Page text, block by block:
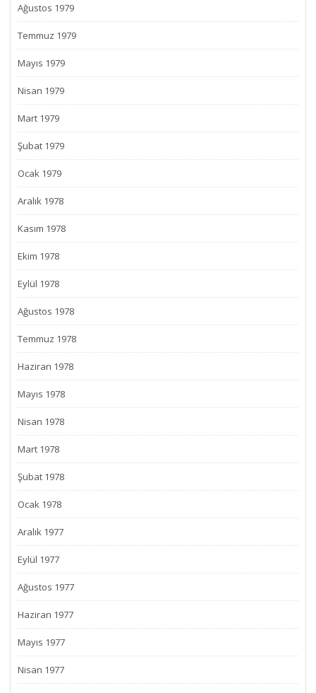
Ağustos 1979
Temmuz 1979
Mayıs 1979
Nisan 1979
Mart 1979
Şubat 1979
Ocak 1979
Aralık 1978
Kasım 1978
Ekim 1978
Eylül 1978
Ağustos 1978
Temmuz 1978
Haziran 1978
Mayıs 1978
Nisan 1978
Mart 1978
Şubat 1978
Ocak 1978
Aralık 1977
Eylül 1977
Ağustos 1977
Haziran 1977
Mayıs 1977
Nisan 1977